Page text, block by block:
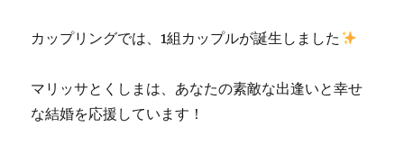
カップリングでは、1組カップルが誕生しました
マリッサとくしまは、あなたの素敵な出逢いと幸せ
な結婚を応援しています！